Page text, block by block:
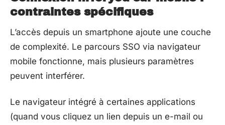
contraintes spécifiques
L’accès depuis un smartphone ajoute une couche
de complexité. Le parcours SSO via navigateur
mobile fonctionne, mais plusieurs paramètres
peuvent interférer.
Le navigateur intégré à certaines applications
(quand vous cliquez un lien depuis un e-mail ou